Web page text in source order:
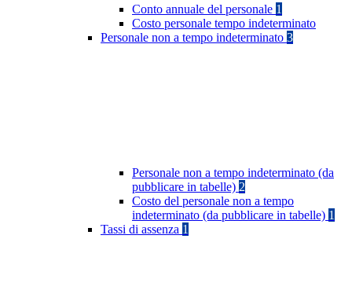
Conto annuale del personale 1
Costo personale tempo indeterminato
Personale non a tempo indeterminato 3
Personale non a tempo indeterminato (da
pubblicare in tabelle) 2
Costo del personale non a tempo
indeterminato (da pubblicare in tabelle) 1
Tassi di assenza 1